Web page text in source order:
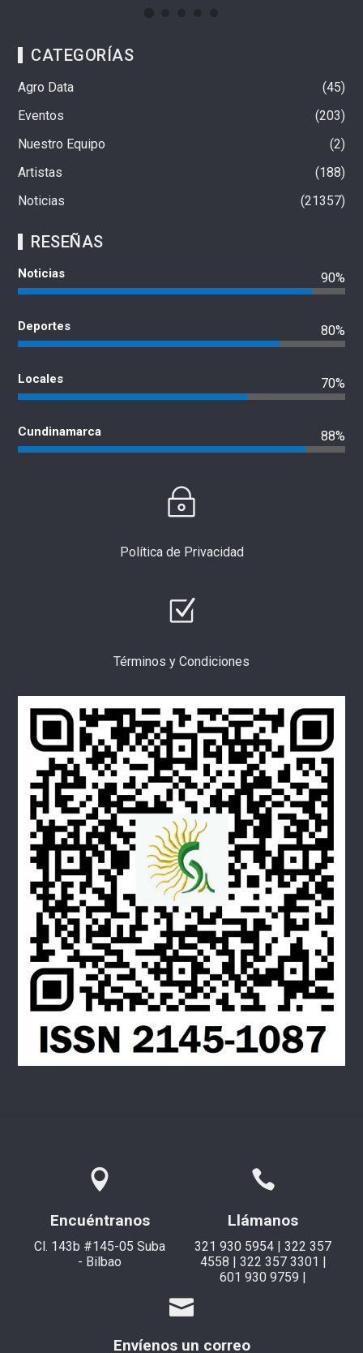
CATEGORÍAS
Agro Data
45
Eventos
203
Nuestro Equipo
2
Artistas
188
Noticias
21357
RESEÑAS
Noticias 90%
Deportes 80%
Locales 70%
Cundinamarca 88%
Política de Privacidad
Términos y Condiciones
Encuéntranos
Cl. 143b #145-05 Suba
- Bilbao
Llámanos
321 930 5954 | 322 357
4558 | 322 357 3301 |
601 930 9759 |
Envíenos un correo